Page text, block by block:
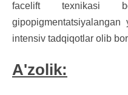
facelift texnikasi
intensiv tadqiqotlar olib
A'zolik: